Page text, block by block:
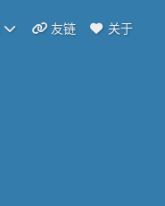
友链 关于